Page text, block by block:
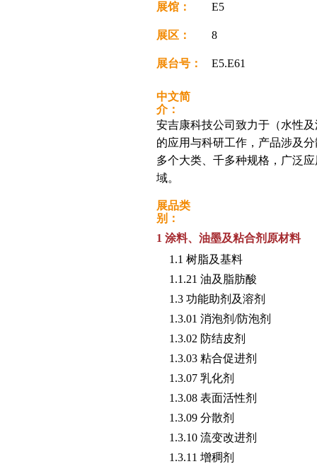
展馆： E5
展区： 8
展台号： E5.E61
中文简
介：
安吉康科技公司致力于（水性
的应用与科研工作，产品涉及
多个大类、千多种规格，广泛
域。
展品类
别：
1 涂料、油墨及粘合剂原材料
1.1 树脂及基料
1.1.21 油及脂肪酸
1.3 功能助剂及溶剂
1.3.01 消泡剂/防泡剂
1.3.02 防结皮剂
1.3.03 粘合促进剂
1.3.07 乳化剂
1.3.08 表面活性剂
1.3.09 分散剂
1.3.10 流变改进剂
1.3.11 增稠剂